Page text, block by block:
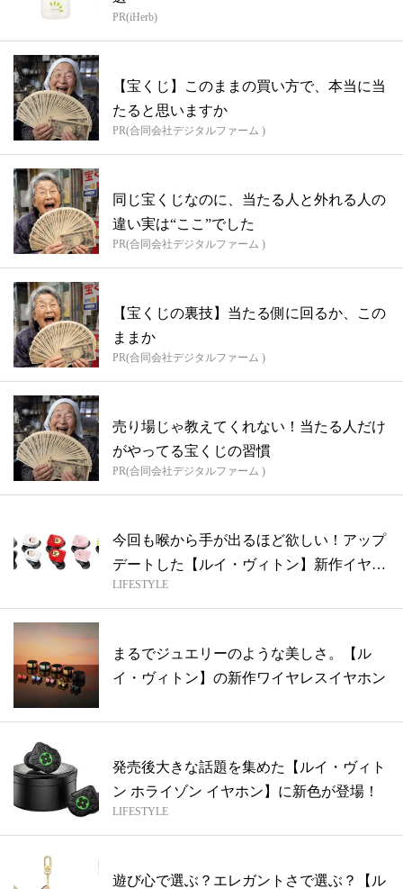
PR(iHerb)
【宝くじ】このままの買い方で、本当に当
たると思いますか
PR(合同会社デジタルファーム )
同じ宝くじなのに、当たる人と外れる人の
違い実は“ここ”でした
PR(合同会社デジタルファーム )
【宝くじの裏技】当たる側に回るか、この
ままか
PR(合同会社デジタルファーム )
売り場じゃ教えてくれない！当たる人だけ
がやってる宝くじの習慣
PR(合同会社デジタルファーム )
今回も喉から手が出るほど欲しい！アップ
デートした【ルイ・ヴィトン】新作イヤホ
ン
LIFESTYLE
まるでジュエリーのような美しさ。【ル
イ・ヴィトン】の新作ワイヤレスイヤホン
発売後大きな話題を集めた【ルイ・ヴィト
ン ホライゾン イヤホン】に新色が登場！
LIFESTYLE
遊び心で選ぶ？エレガントさで選ぶ？【ル